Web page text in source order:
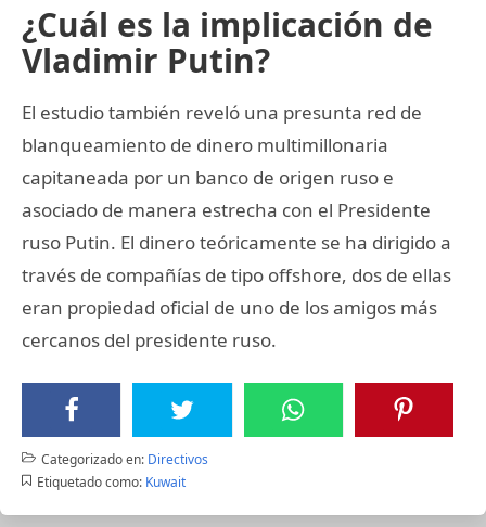
¿Cuál es la implicación de
Vladimir Putin?
El estudio también reveló una presunta red de
blanqueamiento de dinero multimillonaria
capitaneada por un banco de origen ruso e
asociado de manera estrecha con el Presidente
ruso Putin. El dinero teóricamente se ha dirigido a
través de compañías de tipo offshore, dos de ellas
eran propiedad oficial de uno de los amigos más
cercanos del presidente ruso.
Categorizado en: Directivos
Etiquetado como: Kuwait